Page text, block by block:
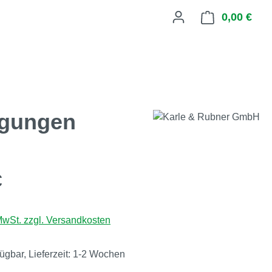
0,00 €
zzgl. Versandkosten
Lieferzeit: 1-2 Wochen